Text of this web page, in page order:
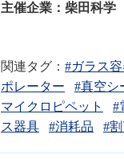
主催企業： 柴田科学
関連タグ： #ガラス
ポレーター
#真空シ
マイクロピペット
#
ス器具
#消耗品 #割